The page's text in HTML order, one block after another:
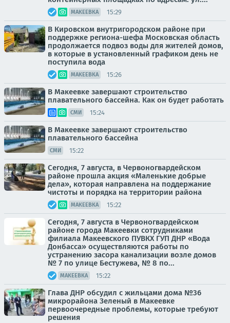
МАКЕЕВКА 15:29
В Кировском внутригородском районе при
поддержке региона-шефа Московская область
продолжается подвоз воды для жителей домов,
в которые в установленный графиком день не
поступила вода
МАКЕЕВКА 15:26
В Макеевке завершают строительство
плавательного бассейна. Как он будет работать
СМИ 15:24
В Макеевке завершают строительство
плавательного бассейна
СМИ 15:22
Сегодня, 7 августа, в Червоногвардейском
районе прошла акция «Маленькие добрые
дела», которая направлена на поддержание
чистоты и порядка на территории района
МАКЕЕВКА 15:22
Сегодня, 7 августа в Червоногвардейском
районе города Макеевки сотрудниками
филиала Макеевского ПУВКХ ГУП ДНР «Вода
Донбасса» осуществляются работы по
устранению засора канализации возле домов
№ 7 по улице Бестужева, № 8 по...
МАКЕЕВКА 15:22
Глава ДНР обсудил с жильцами дома №36
микрорайона Зеленый в Макеевке
первоочередные проблемы, которые требуют
решения